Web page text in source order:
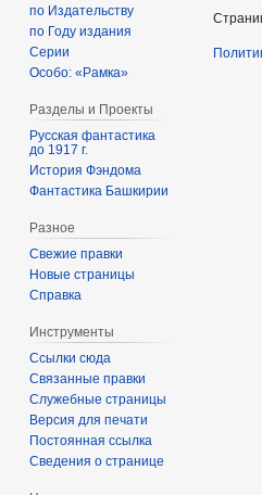
по Издательству
по Году издания
Серии
Особо: «Рамка»
Разделы и Проекты
Русская фантастика
до 1917 г.
История Фэндома
Фантастика Башкирии
Разное
Свежие правки
Новые страницы
Справка
Инструменты
Ссылки сюда
Связанные правки
Служебные страницы
Версия для печати
Постоянная ссылка
Сведения о странице